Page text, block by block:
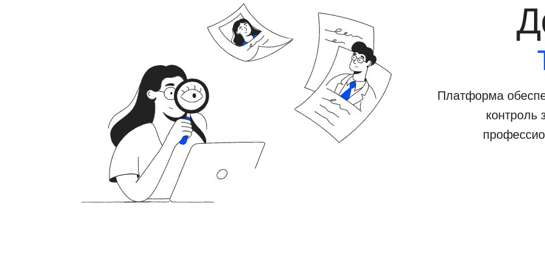
Платформа
контроль